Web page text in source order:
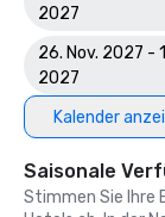
2027
26. Nov. 2027 -
2027
Kalender
Saisonale
Stimmen Sie Ihre